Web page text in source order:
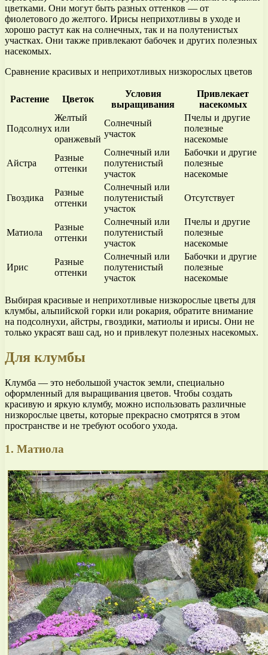
цветками. Они могут быть разных оттенков — от
фиолетового до желтого. Ирисы неприхотливы в уходе и
хорошо растут как на солнечных, так и на полутенистых
участках. Они также привлекают бабочек и других полезных
насекомых.
Сравнение красивых и неприхотливых низкорослых цветов
Растение Цветок
Условия
выращивания
Привлекает
насекомых
Подсолнух
Желтый
или
оранжевый
Солнечный
участок
Пчелы и другие
полезные
насекомые
Айстра
Разные
оттенки
Солнечный или
полутенистый
участок
Бабочки и другие
полезные
насекомые
Гвоздика
Разные
оттенки
Солнечный или
полутенистый
участок
Отсутствует
Матиола
Разные
оттенки
Солнечный или
полутенистый
участок
Пчелы и другие
полезные
насекомые
Ирис
Разные
оттенки
Солнечный или
полутенистый
участок
Бабочки и другие
полезные
насекомые
Выбирая красивые и неприхотливые низкорослые цветы для
клумбы, альпийской горки или рокария, обратите внимание
на подсолнухи, айстры, гвоздики, матиолы и ирисы. Они не
только украсят ваш сад, но и привлекут полезных насекомых.
Для клумбы
Клумба — это небольшой участок земли, специально
оформленный для выращивания цветов. Чтобы создать
красивую и яркую клумбу, можно использовать различные
низкорослые цветы, которые прекрасно смотрятся в этом
пространстве и не требуют особого ухода.
1. Матиола